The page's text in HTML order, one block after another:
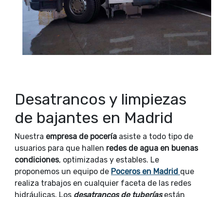
Desatrancos y limpiezas
de bajantes en Madrid
Nuestra empresa de pocería asiste a todo tipo de
usuarios para que hallen redes de agua en buenas
condiciones, optimizadas y estables. Le
proponemos un equipo de Poceros en Madrid que
realiza trabajos en cualquier faceta de las redes
hidráulicas. Los desatrancos de tuberíasestán